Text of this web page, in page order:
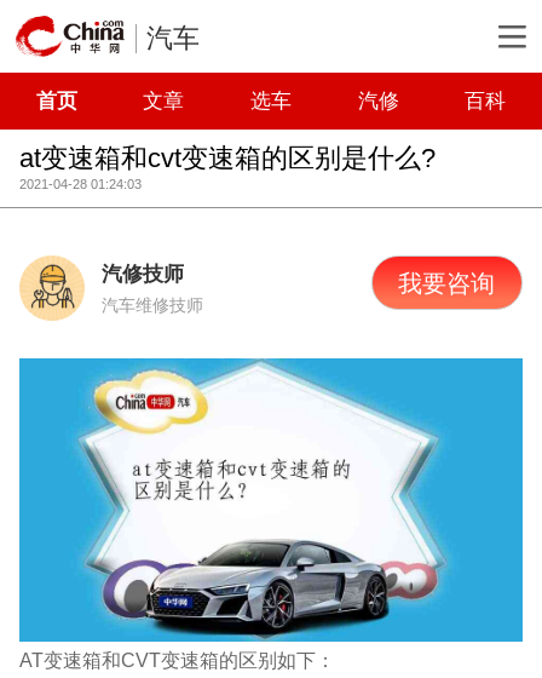
汽车
首页 文章 选车 汽修 百科
at变速箱和cvt变速箱的区别是什么?
2021-04-28 01:24:03
汽修技师
汽车维修技师
我要咨询
AT变速箱和CVT变速箱的区别如下：